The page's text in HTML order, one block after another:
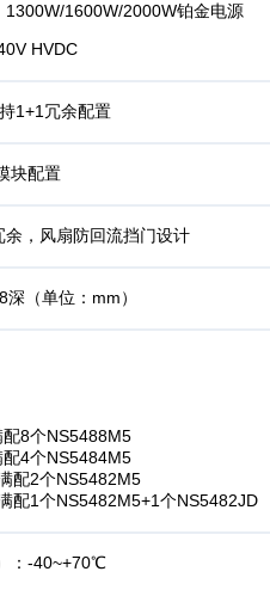
1300W/1600W/2000W铂金电源
HVDC
1+1冗余配置
块配置
，风扇防回流挡门设计
（单位：mm）
8个NS5488M5
4个NS5484M5
配2个NS5482M5
配1个NS5482M5+1个NS5482JD
：-40~+70℃